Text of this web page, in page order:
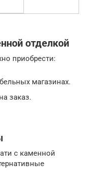
отделкой
приобрести:
магазинах.
заказ.
с каменной